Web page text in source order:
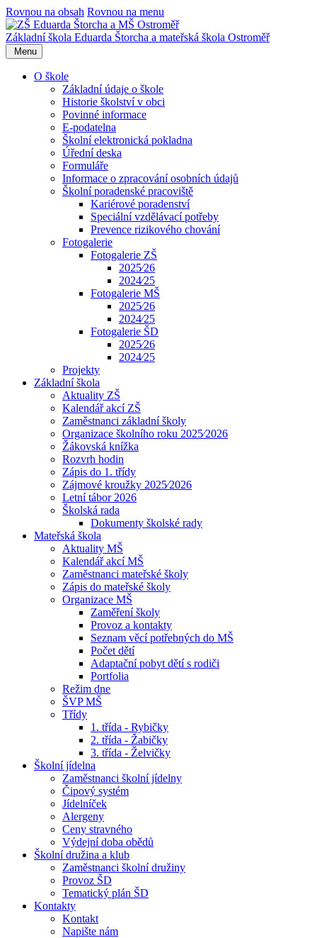
Rovnou na obsah Rovnou na menu
Základní škola Eduarda Štorcha a mateřská škola Ostroměř
Menu
O škole
Základní údaje o škole
Historie školství v obci
Povinné informace
E-podatelna
Školní elektronická pokladna
Úřední deska
Formuláře
Informace o zpracování osobních údajů
Školní poradenské pracoviště
Kariérové poradenství
Speciální vzdělávací potřeby
Prevence rizikového chování
Fotogalerie
Fotogalerie ZŠ
2025⁄26
2024⁄25
Fotogalerie MŠ
2025⁄26
2024⁄25
Fotogalerie ŠD
2025⁄26
2024⁄25
Projekty
Základní škola
Aktuality ZŠ
Kalendář akcí ZŠ
Zaměstnanci základní školy
Organizace školního roku 2025⁄2026
Žákovská knížka
Rozvrh hodin
Zápis do 1. třídy
Zájmové kroužky 2025⁄2026
Letní tábor 2026
Školská rada
Dokumenty školské rady
Mateřská škola
Aktuality MŠ
Kalendář akcí MŠ
Zaměstnanci mateřské školy
Zápis do mateřské školy
Organizace MŠ
Zaměření školy
Provoz a kontakty
Seznam věcí potřebných do MŠ
Počet dětí
Adaptační pobyt dětí s rodiči
Portfolia
Režim dne
ŠVP MŠ
Třídy
1. třída - Rybičky
2. třída - Žabičky
3. třída - Želvičky
Školní jídelna
Zaměstnanci školní jídelny
Čipový systém
Jídelníček
Alergeny
Ceny stravného
Výdejní doba obědů
Školní družina a klub
Zaměstnanci školní družiny
Provoz ŠD
Tematický plán ŠD
Kontakty
Kontakt
Napište nám